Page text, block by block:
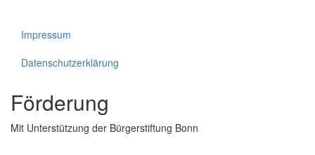
Fußzeile
Impressum
Datenschutzerklärung
Förderung
Mit Unterstützung der Bürgerstiftung Bonn